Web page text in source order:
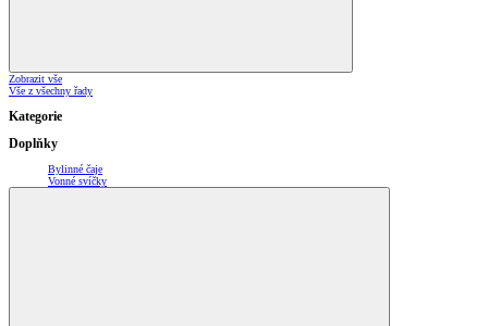
Zobrazit vše
Vše z všechny řady
Kategorie
Doplňky
Bylinné čaje
Vonné svíčky